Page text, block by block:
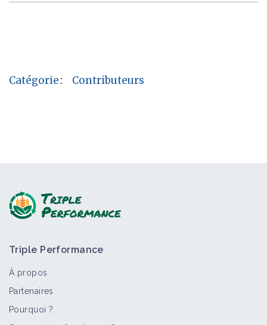
Catégorie: Contributeurs
Triple Performance
À propos
Partenaires
Pourquoi ?